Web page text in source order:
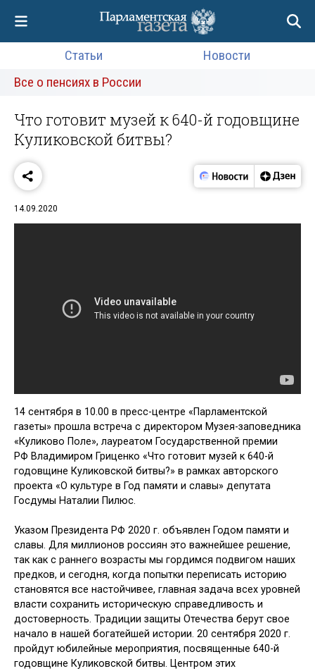
Статьи
Новости
Все о пенсиях в России
Что готовит музей к 640-й годовщине
Куликовской битвы?
14.09.2020
14 сентября в 10.00 в пресс-центре «Парламентской
газеты» прошла встреча с директором Музея-заповедника
«Куликово Поле», лауреатом Государственной премии
РФ Владимиром Гриценко «Что готовит музей к 640-й
годовщине Куликовской битвы?» в рамках авторского
проекта «О культуре в Год памяти и славы» депутата
Госдумы Наталии Пилюс.
Указом Президента РФ 2020 г. объявлен Годом памяти и
славы. Для миллионов россиян это важнейшее решение,
так как с раннего возрасты мы гордимся подвигом наших
предков, и сегодня, когда попытки переписать историю
становятся все настойчивее, главная задача всех уровней
власти сохранить историческую справедливость и
достоверность. Традиции защиты Отечества берут свое
начало в нашей богатейшей истории. 20 сентября 2020 г.
пройдут юбилейные мероприятия, посвященные 640-й
годовщине Куликовской битвы. Центром этих